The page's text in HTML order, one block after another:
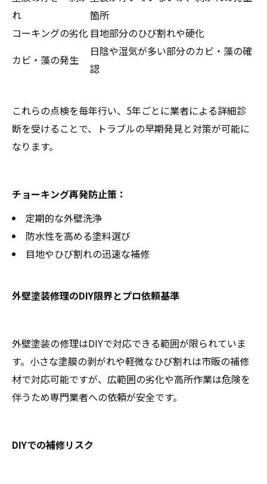
れ
箇所
コーキングの劣化 目地部分のひび割れや硬化
カビ・藻の発生
日陰や湿気が多い部分のカビ・藻の確
認
これらの点検を毎年行い、5年ごとに業者による詳細診
断を受けることで、トラブルの早期発見と対策が可能に
なります。
チョーキング再発防止策：
定期的な外壁洗浄
防水性を高める塗料選び
目地やひび割れの迅速な補修
外壁塗装修理のDIY限界とプロ依頼基準
外壁塗装の修理はDIYで対応できる範囲が限られていま
す。小さな塗膜の剥がれや軽微なひび割れは市販の補修
材で対応可能ですが、広範囲の劣化や高所作業は危険を
伴うため専門業者への依頼が安全です。
DIYでの補修リスク